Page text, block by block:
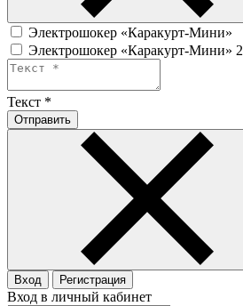
Электрошокер «Каракурт-Мини»
Электрошокер «Каракурт-Мини» 2
Текст *
Отправить
Вход Регистрация
Вход в личный кабинет